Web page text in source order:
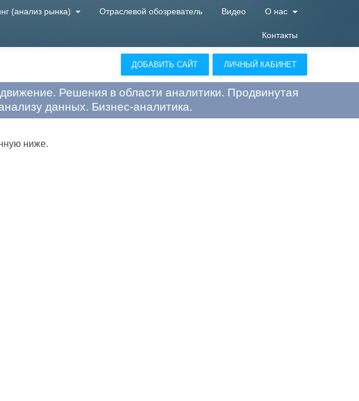
(анализ рынка) Отраслевой обозреватель Видео О нас
Контакты
ДОБАВИТЬ САЙТ ЛИЧНЫЙ КАБИНЕТ
Решения в области аналитики. Продвинутая
данных. Бизнес-аналитика.
ниже.